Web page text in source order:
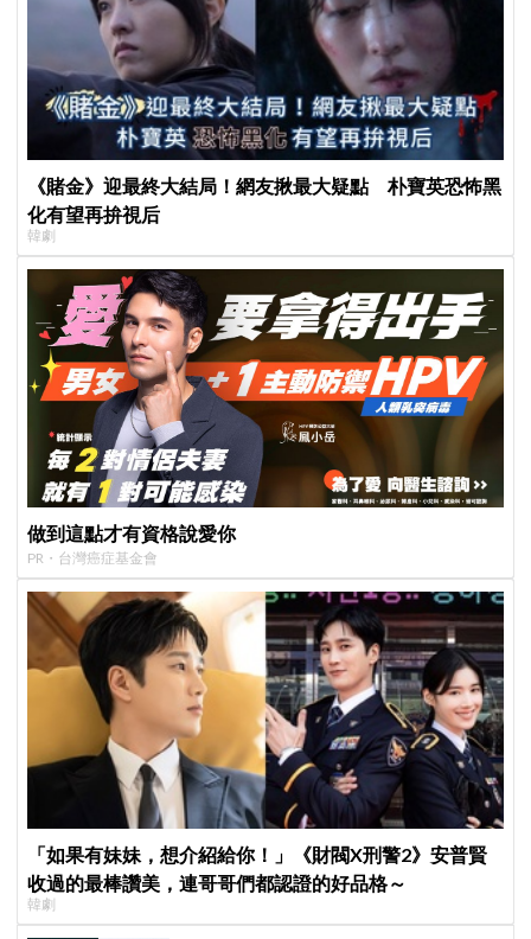
《賭金》迎最終大結局！網友揪最大疑點 朴寶英恐怖黑
化有望再拚視后
韓劇
做到這點才有資格說愛你
PR・台灣癌症基金會
「如果有妹妹，想介紹給你！」《財閥X刑警2》安普賢
收過的最棒讚美，連哥哥們都認證的好品格～
韓劇